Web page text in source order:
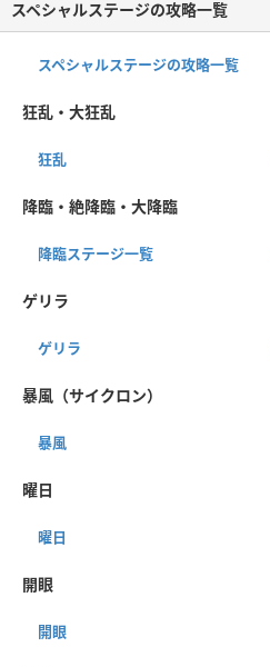
スペシャルステージの攻略一覧
スペシャルステージの攻略一覧
狂乱・大狂乱
狂乱
降臨・絶降臨・大降臨
降臨ステージ一覧
ゲリラ
ゲリラ
暴風（サイクロン）
暴風
曜日
曜日
開眼
開眼